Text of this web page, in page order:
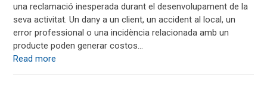
una reclamació inesperada durant el desenvolupament de la
seva activitat. Un dany a un client, un accident al local, un
error professional o una incidència relacionada amb un
producte poden generar costos…
Read more